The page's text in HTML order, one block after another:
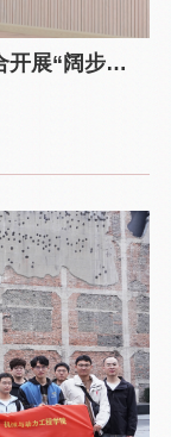
开展“阔步迈
党组织生活